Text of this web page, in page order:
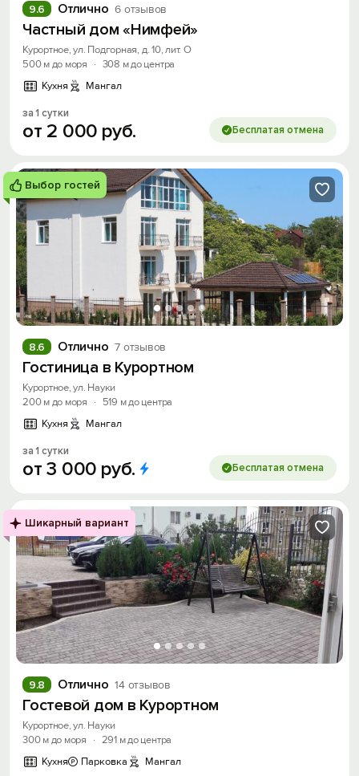
Отлично 6 отзывов
9.6
Частный дом «Нимфей»
Курортное, ул. Подгорная, д. 10, лит. О
500 м до моря
· 308 м до центра
Кухня
Мангал
за 1 сутки
от 2 000 руб. Бесплатая отмена
Выбор гостей
Отлично 7 отзывов
8.6
Гостиница в Курортном
Курортное, ул. Науки
200 м до моря
·
519 м до центра
Кухня
Мангал
за 1 сутки
от3 000 руб. Бесплатая отмена
Шикарный вариант
Отлично 14 отзывов
9.8
Гостевой дом в Курортном
Курортное, ул. Науки
300 м до моря
· 291 м до центра
Кухня
Парковка Мангал